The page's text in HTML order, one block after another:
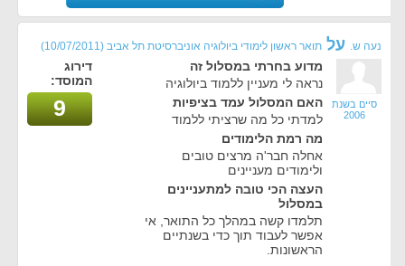
נעה ש. על תואר ראשון לימודי ביולוגיה אוניברסיטת תל אביב (10/07/2011)
סיים בשנת
2006
מדוע בחרתי במסלול זה
נראה לי מעניין ללמוד ביולוגיה
האם המסלול עמד בציפיות
למדתי כל מה שרציתי ללמוד
מה רמת הלימודים
אחלה חבר'ה מרצים טובים
ולימודים מעניינים
העצה הכי טובה למתעניינים
במסלול
תלמדו קשה במהלך כל התואר, אי
אפשר לעבוד תוך כדי בשנתיים
הראשונות.
דירוג
המוסד:
9